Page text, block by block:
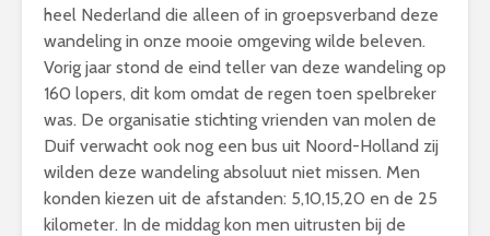
heel Nederland die alleen of in groepsverband deze
wandeling in onze mooie omgeving wilde beleven.
Vorig jaar stond de eind teller van deze wandeling op
160 lopers, dit kom omdat de regen toen spelbreker
was. De organisatie stichting vrienden van molen de
Duif verwacht ook nog een bus uit Noord-Holland zij
wilden deze wandeling absoluut niet missen. Men
konden kiezen uit de afstanden: 5,10,15,20 en de 25
kilometer. In de middag kon men uitrusten bij de